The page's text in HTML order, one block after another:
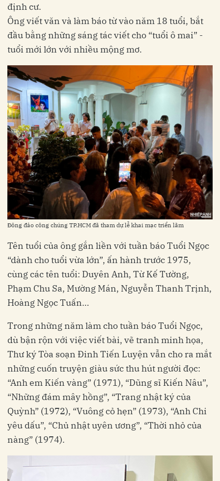
định cư.
Ông viết văn và làm báo từ vào năm 18 tuổi, bắt
đầu bằng những sáng tác viết cho “tuổi ô mai” -
tuổi mới lớn với nhiều mộng mơ.
Đông đảo công chúng TP.HCM đã tham dự lễ khai mạc triển lãm
Tên tuổi của ông gắn liền với tuần báo Tuổi Ngọc
“dành cho tuổi vừa lớn”, ấn hành trước 1975,
cùng các tên tuổi: Duyên Anh, Từ Kế Tường,
Phạm Chu Sa, Mường Mán, Nguyễn Thanh Trịnh,
Hoàng Ngọc Tuấn…
Trong những năm làm cho tuần báo Tuổi Ngọc,
dù bận rộn với việc viết bài, vẽ tranh minh họa,
Thư ký Tòa soạn Đinh Tiến Luyện vẫn cho ra mắt
những cuốn truyện giàu sức thu hút người đọc:
“Anh em Kiến vàng” (1971), “Dũng sĩ Kiến Nâu”,
“Những đám mây hồng”, “Trang nhật ký của
Quỳnh” (1972), “Vuông cỏ hẹn” (1973), “Anh Chi
yêu dấu”, “Chủ nhật uyên ương”, “Thời nhỏ của
nàng” (1974).